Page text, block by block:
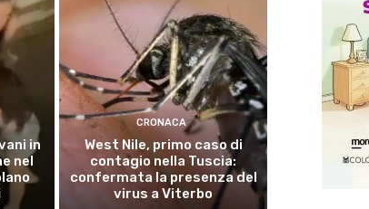
in
nel
CRONACA
West Nile, primo caso di
contagio nella Tuscia:
confermata la presenza del
virus a Viterbo